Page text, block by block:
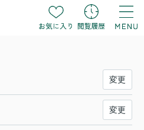
変更
変更